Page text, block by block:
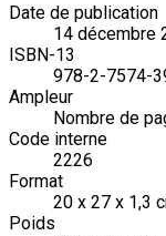
Date de publication
14 décembre
ISBN-13
978-2-7574-
Ampleur
Nombre de
Code interne
2226
Format
20 x 27 x 1,3
Poids